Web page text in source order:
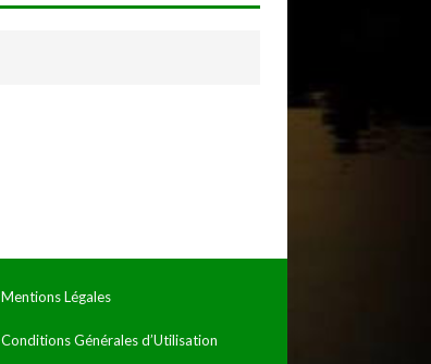
Mentions Légales
Conditions Générales d’Utilisation